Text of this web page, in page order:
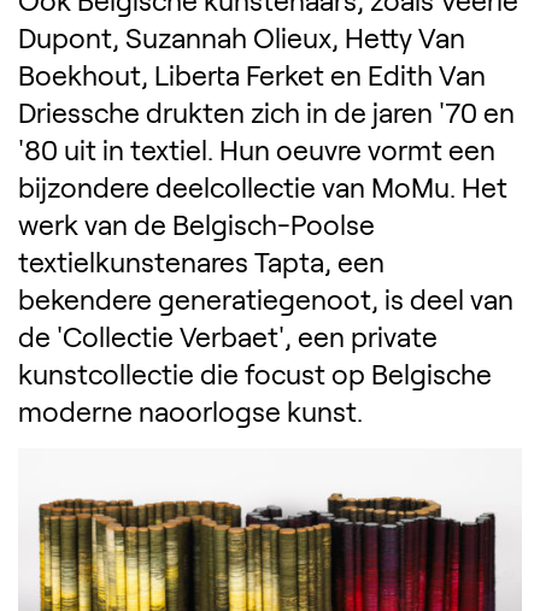
Dupont, Suzannah Olieux, Hetty Van
Boekhout, Liberta Ferket en Edith Van
Driessche drukten zich in de jaren '70 en
'80 uit in textiel. Hun oeuvre vormt een
bijzondere deelcollectie van MoMu. Het
werk van de Belgisch-Poolse
textielkunstenares Tapta, een
bekendere generatiegenoot, is deel van
de 'Collectie Verbaet', een private
kunstcollectie die focust op Belgische
moderne naoorlogse kunst.